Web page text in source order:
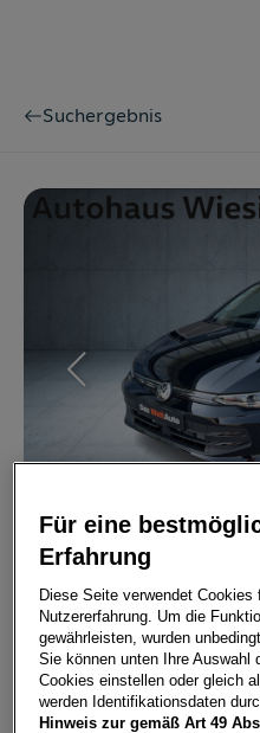
Suchergebnis
Golf Rabbit
2130 Mistelbach
Leasing
Für eine
Erfahrung
Diese Seite verwendet
Nutzererfahrung. Um die
gewährleisten, wurden
Sie können unten Ihre Auswahl
Cookies einstellen oder gleich
werden Identifikationsdaten
Hinweis zur gemäß Art 49